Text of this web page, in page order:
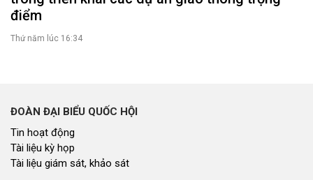
điểm
Thứ năm lúc 16:34
ĐOÀN ĐẠI BIỂU QUỐC HỘI
Tin hoạt động
Tài liệu kỳ họp
Tài liệu giám sát, khảo sát